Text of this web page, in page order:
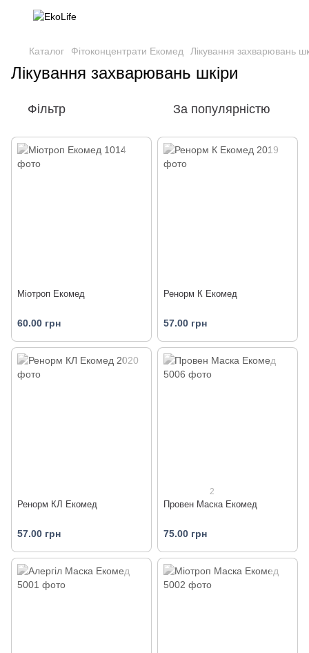
Каталог Фітоконцентрати Екомед Лікування захварювань
Лікування захварювань шкіри
Фільтр За популярністю
Міотроп Екомед
60.00 грн
Ренорм К Екомед
57.00 грн
Ренорм КЛ Екомед
57.00 грн
2
Провен Маска Екомед
75.00 грн